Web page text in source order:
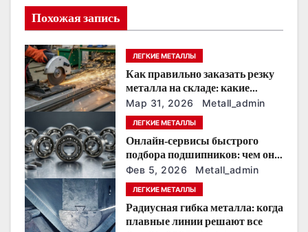
я
п
о
з
а
п
и
с
Похожая запись
ЛЕГКИЕ МЕТАЛЛЫ
Как правильно заказать резку
металла на складе: какие
размеры и допуски нужно сразу
согласовать с поставщиком
Мар 31, 2026 Metall_admin
ЛЕГКИЕ МЕТАЛЛЫ
Онлайн‑сервисы быстрого
подбора подшипников: чем они
помогают снабженцу на
предприятии
Фев 5, 2026 Metall_admin
ЛЕГКИЕ МЕТАЛЛЫ
Радиусная гибка металла: когда
плавные линии решают все